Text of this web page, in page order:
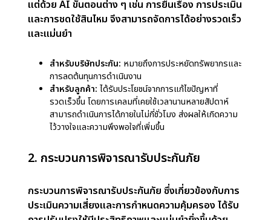
นอกจากนี้ การผสาน AI เข้ากับระบบเดิมต้องลงทุน
และมีความเชี่ยวชาญสูง อีกทั้งต้องให้ความสำคัญกับ
ประเด็นจริยธรรม เช่น ความลำเอียงในการตัดสินใจ
ของ AI เพื่อรักษาความเชื่อมั่นและความไว้วางใจของ
ลูกค้า
การพลิกโฉมธุรกิจประกันภัย
เพื่อผู้ให้บริการและลูกค้าด้วย
Agentic AI